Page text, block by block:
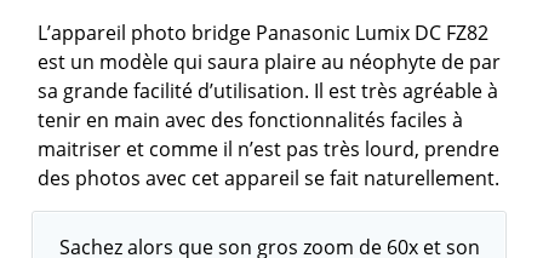
L’appareil photo bridge Panasonic Lumix DC FZ82
est un modèle qui saura plaire au néophyte de par
sa grande facilité d’utilisation. Il est très agréable à
tenir en main avec des fonctionnalités faciles à
maitriser et comme il n’est pas très lourd, prendre
des photos avec cet appareil se fait naturellement.
Sachez alors que son gros zoom de 60x et son